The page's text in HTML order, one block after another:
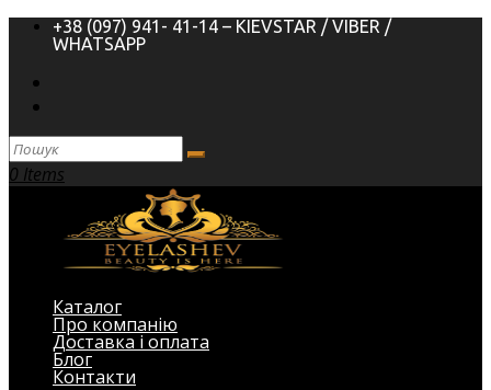
+38 (097) 941- 41-14 – KIEVSTAR / VIBER /
WHATSAPP
0 Items
Каталог
Про компанію
Доставка і оплата
Блог
Контакти